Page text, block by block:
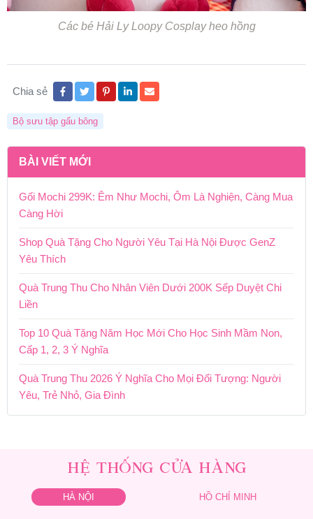
Các bé Hải Ly Loopy Cosplay heo hồng
Chia sẻ
Bộ sưu tập gấu bông
BÀI VIẾT MỚI
Gối Mochi 299K: Êm Như Mochi, Ôm Là Nghiện, Càng Mua
Càng Hời
Shop Quà Tặng Cho Người Yêu Tại Hà Nội Được GenZ
Yêu Thích
Quà Trung Thu Cho Nhân Viên Dưới 200K Sếp Duyệt Chi
Liền
Top 10 Quà Tặng Năm Học Mới Cho Học Sinh Mầm Non,
Cấp 1, 2, 3 Ý Nghĩa
Quà Trung Thu 2026 Ý Nghĩa Cho Mọi Đối Tượng: Người
Yêu, Trẻ Nhỏ, Gia Đình
HỆ THỐNG CỬA HÀNG
HÀ NỘI HỒ CHÍ MINH